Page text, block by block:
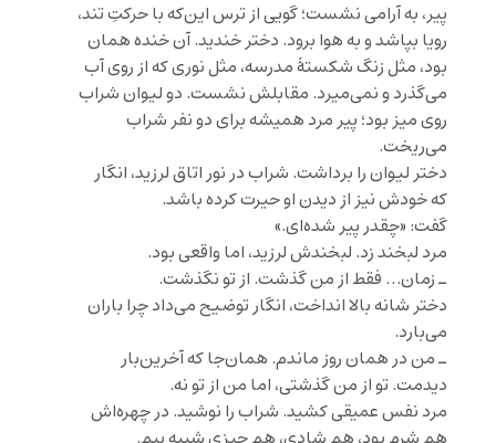
پیر، به آرامی نشست؛ گویی از ترس این‌که با حرکتِ تند،
رویا بپاشد و به هوا برود. دختر خندید. آن خنده همان
بود، مثل زنگ شکستهٔ مدرسه، مثل نوری که از روی آب
می‌گذرد و نمی‌میرد. مقابلش نشست. دو لیوان شراب
روی میز بود؛ پیر مرد همیشه برای دو نفر شراب
می‌ریخت.
دختر لیوان را برداشت. شراب در نور اتاق لرزید، انگار
که خودش نیز از دیدن او حیرت کرده باشد.
گفت: «چقدر پیر شده‌ای.»
مرد لبخند زد. لبخندش لرزید، اما واقعی بود.
ـ زمان… فقط از من گذشت. از تو نگذشت.
دختر شانه بالا انداخت، انگار توضیح می‌داد چرا باران
می‌بارد.
ـ من در همان روز ماندم. همان‌جا که آخرین‌بار
دیدمت. تو از من گذشتی، اما من از تو نه.
مرد نفس عمیقی کشید. شراب را نوشید. در چهره‌اش